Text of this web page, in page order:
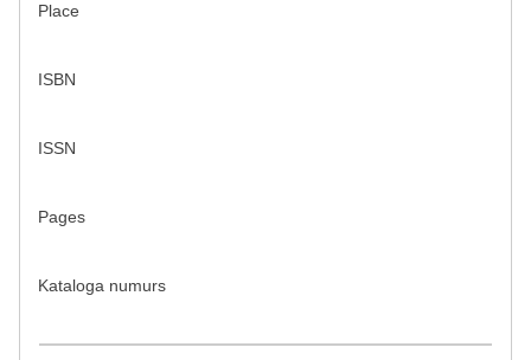
Place
ISBN
ISSN
Pages
Kataloga numurs